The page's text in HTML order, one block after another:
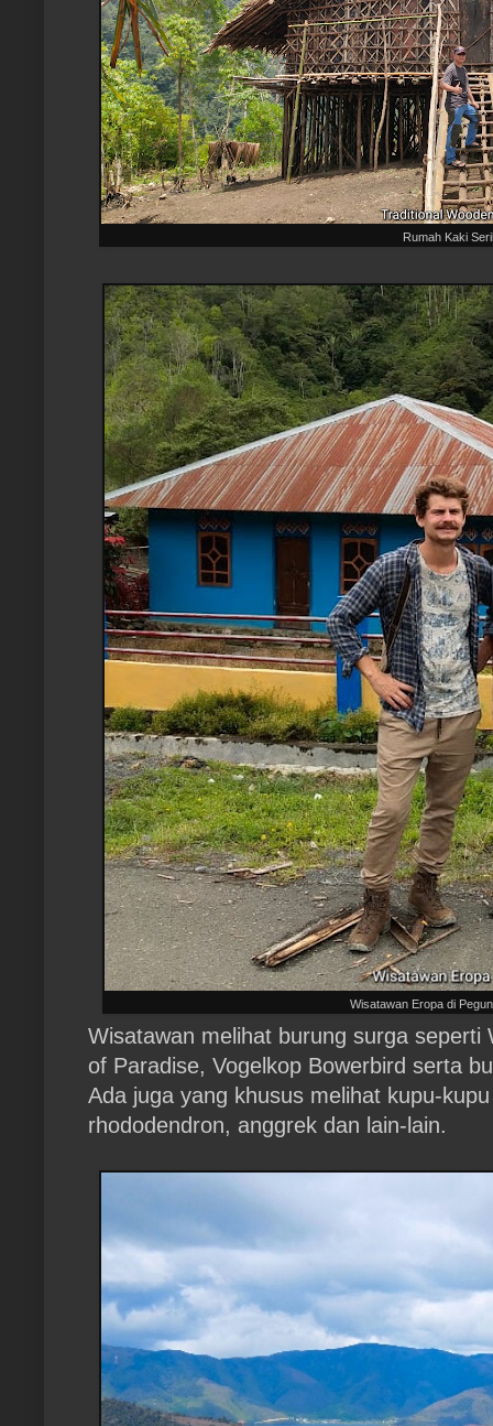
Rumah Kaki
Wisatawan Eropa di
Wisatawan melihat burung surga
of Paradise, Vogelkop Bowerbird serta
Ada juga yang khusus melihat kupu-
rhododendron, anggrek dan lain-lain.